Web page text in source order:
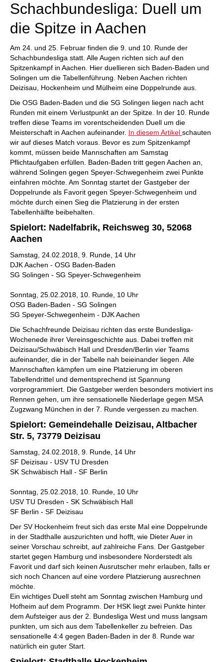
Schachbundesliga: Duell um
die Spitze in Aachen
Am 24. und 25. Februar finden die 9. und 10. Runde der
Schachbundesliga statt. Alle Augen richten sich auf den
Spitzenkampf in Aachen. Hier duellieren sich Baden-Baden und
Solingen um die Tabellenführung. Neben Aachen richten
Deizisau, Hockenheim und Mülheim eine Doppelrunde aus.
Die OSG Baden-Baden und die SG Solingen liegen nach acht
Runden mit einem Verlustpunkt an der Spitze. In der 10. Runde
treffen diese Teams im vorentscheidenden Duell um die
Meisterschaft in Aachen aufeinander. In diesem Artikel schauten
wir auf dieses Match voraus. Bevor es zum Spitzenkampf
kommt, müssen beide Mannschaften am Samstag
Pflichtaufgaben erfüllen. Baden-Baden tritt gegen Aachen an,
während Solingen gegen Speyer-Schwegenheim zwei Punkte
einfahren möchte. Am Sonntag startet der Gastgeber der
Doppelrunde als Favorit gegen Speyer-Schwegenheim und
möchte durch einen Sieg die Platzierung in der ersten
Tabellenhälfte beibehalten.
Spielort: Nadelfabrik, Reichsweg 30, 52068
Aachen
Samstag, 24.02.2018, 9. Runde, 14 Uhr
DJK Aachen - OSG Baden-Baden
SG Solingen - SG Speyer-Schwegenheim
Sonntag, 25.02.2018, 10. Runde, 10 Uhr
OSG Baden-Baden - SG Solingen
SG Speyer-Schwegenheim - DJK Aachen
Die Schachfreunde Deizisau richten das erste Bundesliga-
Wochenede ihrer Vereinsgeschichte aus. Dabei treffen mit
Deizisau/Schwäbisch Hall und Dresden/Berlin vier Teams
aufeinander, die in der Tabelle nah beieinander liegen. Alle
Mannschaften kämpfen um eine Platzierung im oberen
Tabellendrittel und dementsprechend ist Spannung
vorprogrammiert. Die Gastgeber werden besonders motiviert ins
Rennen gehen, um ihre sensationelle Niederlage gegen MSA
Zugzwang München in der 7. Runde vergessen zu machen.
Spielort: Gemeindehalle Deizisau, Altbacher
Str. 5, 73779 Deizisau
Samstag, 24.02.2018, 9. Runde, 14 Uhr
SF Deizisau - USV TU Dresden
SK Schwäbisch Hall - SF Berlin
Sonntag, 25.02.2018, 10. Runde, 10 Uhr
USV TU Dresden - SK Schwäbisch Hall
SF Berlin - SF Deizisau
Der SV Hockenheim freut sich das erste Mal eine Doppelrunde
in der Stadthalle auszurichten und hofft, wie Dieter Auer in
seiner Vorschau schreibt, auf zahlreiche Fans. Der Gastgeber
startet gegen Hamburg und insbesondere Norderstedt als
Favorit und darf sich keinen Ausrutscher mehr erlauben, falls er
sich noch Chancen auf eine vordere Platzierung ausrechnen
möchte.
Ein wichtiges Duell steht am Sonntag zwischen Hamburg und
Hofheim auf dem Programm. Der HSK liegt zwei Punkte hinter
dem Aufsteiger aus der 2. Bundesliga West und muss langsam
punkten, um sich aus dem Tabellenkeller zu befreien. Das
sensationelle 4:4 gegen Baden-Baden in der 8. Runde war
natürlich ein guter Start.